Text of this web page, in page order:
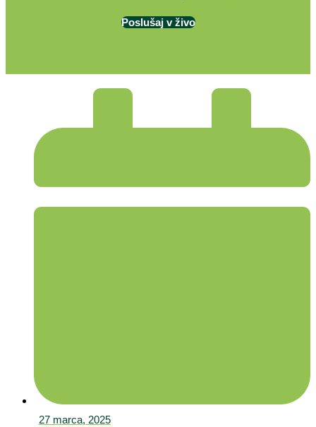
Poslušaj v živo
27 marca, 2025